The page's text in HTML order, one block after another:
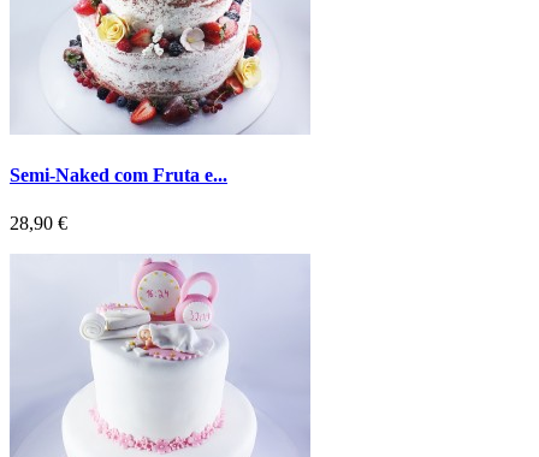
Semi-Naked com Fruta e...
Preço
28,90 €